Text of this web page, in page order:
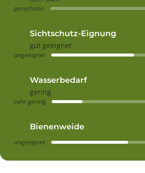
geruchslos
Sichtschutz-Eignung
gut geeignet
ungeeignet
Wasserbedarf
gering
sehr gering
Bienenweide
ungeeignet